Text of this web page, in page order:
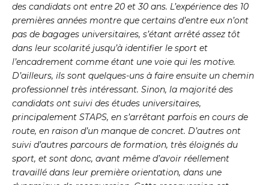
des candidats ont entre 20 et 30 ans. L’expérience des 10
premières années montre que certains d’entre eux n’ont
pas de bagages universitaires, s’étant arrêté assez tôt
dans leur scolarité jusqu’à identifier le sport et
l’encadrement comme étant une voie qui les motive.
D’ailleurs, ils sont quelques-uns à faire ensuite un chemin
professionnel très intéressant. Sinon, la majorité des
candidats ont suivi des études universitaires,
principalement STAPS, en s’arrêtant parfois en cours de
route, en raison d’un manque de concret. D’autres ont
suivi d’autres parcours de formation, très éloignés du
sport, et sont donc, avant même d’avoir réellement
travaillé dans leur première orientation, dans une